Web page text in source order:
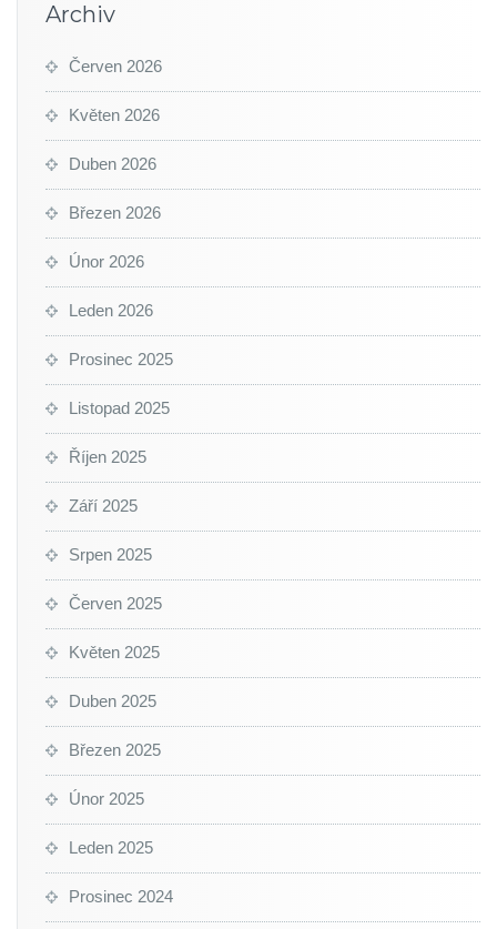
Archiv
Červen 2026
Květen 2026
Duben 2026
Březen 2026
Únor 2026
Leden 2026
Prosinec 2025
Listopad 2025
Říjen 2025
Září 2025
Srpen 2025
Červen 2025
Květen 2025
Duben 2025
Březen 2025
Únor 2025
Leden 2025
Prosinec 2024